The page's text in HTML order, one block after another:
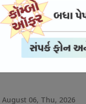
મુખ્યમંત્રીને કોમનવેલ્થ
August 06, Thu, 2026
ઝહિર લંકા પ્રીમિયર
August 06, Thu, 2026